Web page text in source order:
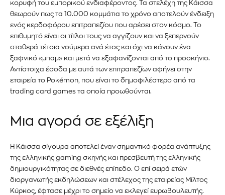
κορυφή του εμπορικού ενδιαφέροντος. Τα στελέχη της Κάισσα
θεωρούν πως τα 10.000 κομμάτια το χρόνο αποτελούν ένδειξη
ενός κερδοφόρου επιτραπεζίου που αρέσει στον κόσμο. Το
επιθυμητό είναι οι τίτλοι τους να αγγίζουν και να ξεπερνούν
σταθερά τέτοια νούμερα ανά έτος και όχι να κάνουν ένα
ξαφνικό «μπαμ» και μετά να εξαφανίζονται από το προσκήνιο.
Αντίστοιχα έσοδα με αυτά των επιτραπεζίων αφήνει στην
εταιρεία το Pokémon, που είναι το δημοφιλέστερο από τα
trading card games τα οποία προωθούνται.
Μια αγορά σε εξέλιξη
Η Κάισσα σίγουρα αποτελεί έναν σημαντικό φορέα ανάπτυξης
της ελληνικής gaming σκηνής και πρεσβευτή της ελληνικής
δημιουργικότητας σε διεθνές επίπεδο. Ο επί σειρά ετών
διοργανωτής εκδηλώσεων και στέλεχος της εταιρείας Μίλτος
Κύρκος, έφτασε μέχρι το σημείο να εκλεγεί ευρωβουλευτής.